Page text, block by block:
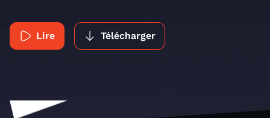
Lire Télécharger